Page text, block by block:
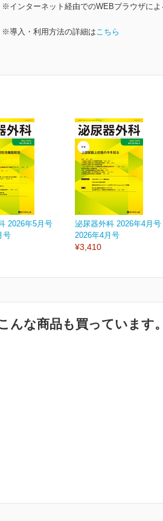
※インターネット経由でのWEBブラウザによ
※導入・利用方法の詳細はこちら
2026年5月号
号
泌尿器外科 2026年4月号
2026年4月号
¥3,410
んな商品も買っています。